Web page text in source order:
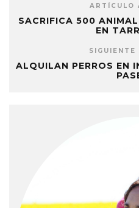
ARTÍCULO
SACRIFICA 500
EN
SIGUIENTE
ALQUILAN PERROS EN